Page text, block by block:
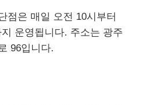
점은 매일 오전 10시부터
운영됩니다. 주소는 광주
96입니다.